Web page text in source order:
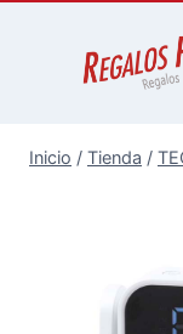
Inicio / Tienda /